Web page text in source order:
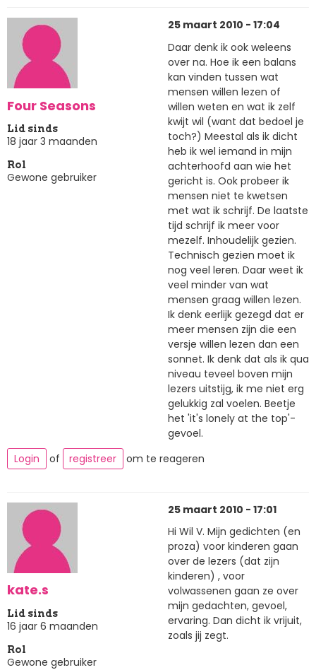
Four Seasons
Lid sinds
18 jaar 3 maanden
Rol
Gewone gebruiker
25 maart 2010 - 17:04
Daar denk ik ook weleens
over na. Hoe ik een balans
kan vinden tussen wat
mensen willen lezen of
willen weten en wat ik zelf
kwijt wil (want dat bedoel je
toch?) Meestal als ik dicht
heb ik wel iemand in mijn
achterhoofd aan wie het
gericht is. Ook probeer ik
mensen niet te kwetsen
met wat ik schrijf. De laatste
tijd schrijf ik meer voor
mezelf. Inhoudelijk gezien.
Technisch gezien moet ik
nog veel leren. Daar weet ik
veel minder van wat
mensen graag willen lezen.
Ik denk eerlijk gezegd dat er
meer mensen zijn die een
versje willen lezen dan een
sonnet. Ik denk dat als ik qua
niveau teveel boven mijn
lezers uitstijg, ik me niet erg
gelukkig zal voelen. Beetje
het 'it's lonely at the top'-
gevoel.
Login
of registreer om te reageren
kate.s
Lid sinds
16 jaar 6 maanden
Rol
Gewone gebruiker
25 maart 2010 - 17:01
Hi Wil V. Mijn gedichten (en
proza) voor kinderen gaan
over de lezers (dat zijn
kinderen) , voor
volwassenen gaan ze over
mijn gedachten, gevoel,
ervaring. Dan dicht ik vrijuit,
zoals jij zegt.